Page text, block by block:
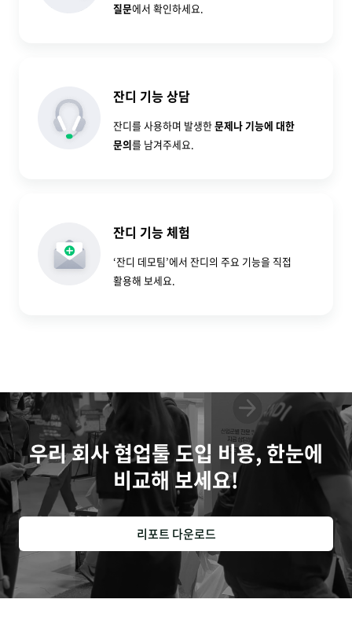
질문에서 확인하세요.
잔디 기능 상담
잔디를 사용하며 발생한문제나 기능에 대한
문의를 남겨주세요.
잔디 기능 체험
‘잔디 데모팀’에서 잔디의 주요 기능을 직접
활용해 보세요.
우리 회사 협업툴 도입 비용, 한눈에
비교해 보세요!
리포트 다운로드